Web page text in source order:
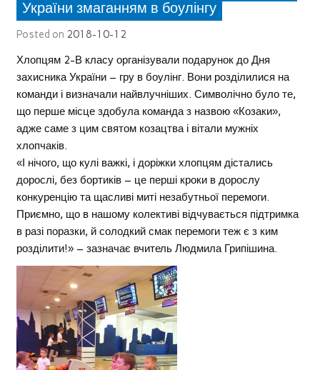
України змаганням в боулінгу
Posted on 2018-10-12
Хлопцям 2-В класу організували подарунок до Дня
захисника України – гру в боулінг. Вони розділилися на
команди і визначали найвлучніших. Символічно було те,
що перше місце здобула команда з назвою «Козаки»,
адже саме з цим святом козацтва і вітали мужніх
хлопчаків.
«І нічого, що кулі важкі, і доріжки хлопцям дістались
дорослі, без бортиків – це перші кроки в дорослу
конкуренцію та щасливі миті незабутньої перемоги.
Приємно, що в нашому колективі відчувається підтримка
в разі поразки, й солодкий смак перемоги теж є з ким
розділити!» – зазначає вчитель Людмила Грипішина.